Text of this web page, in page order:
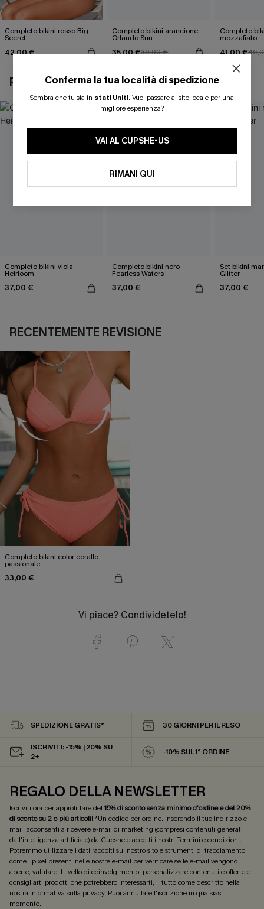
Completo bikini rosso Big
Secret
42,00 €
Completo bikini arancione
Orlando Sun
35,00 €39,00 €
Completo
mozzafiato
41,00 €
POTREBBE INTERESSARTI ANCHE
Completo bikini viola
Heirloom
37,00 €
Completo bikini nero
Fearless Waters
37,00 €
Set bikini
Glitter
37,00 €
RECENTEMENTE REVISIONE
Completo bikini color corallo
passionale
33,00 €
Vi piace? Condividetelo!
Conferma la tua località di spedizione
Sembra che tu sia in stati Uniti. Vuoi passare al sito locale per una
migliore esperienza?
VAI AL CUPSHE-US
RIMANI QUI
SPEDIZIONE GRATIS* 30 GIORNI PER IL RESO
ISCRIVITI: -15% | 20% SU
2+
-10% SUL 1° ORDINE
REGALO DELLA NEWSLETTER
Iscriviti ora per approfittare del 15% di sconto senza minimo d'ordine e del 20%
di sconto su 2 o più articoli! *Un codice per ordine. Inserendo il tuo indirizzo e-
mail, acconsenti a ricevere e-mail di marketing (compresi contenuti generati
dall'intelligenza artificiale) da Cupshe e accetti i nostri Termini e condizioni.
Potremmo utilizzare i dati raccolti sul nostro sito e strumenti di tracciamento
come i pixel presenti nelle nostre e-mail per verificare se le e-mail vengono
aperte, valutare il livello di coinvolgimento, personalizzare contenuti e offerte e
consigliarti prodotti che potrebbero interessarti, il tutto come descritto nella
nostra Informativa sulla privacy. Puoi annullare l'iscrizione in qualsiasi
momento.